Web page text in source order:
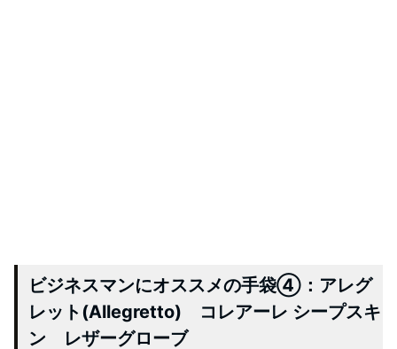
ビジネスマンにオススメの手袋④：アレグ
レット(Allegretto) コレアーレ シープスキ
ン レザーグローブ